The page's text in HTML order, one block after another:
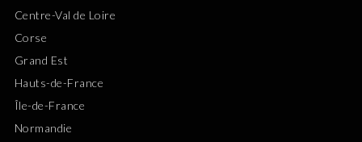
Centre-Val de Loire
Corse
Grand Est
Hauts-de-France
Île-de-France
Normandie